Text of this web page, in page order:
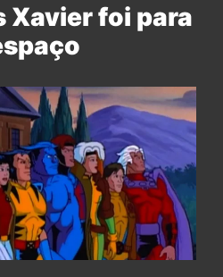
Xavier foi para